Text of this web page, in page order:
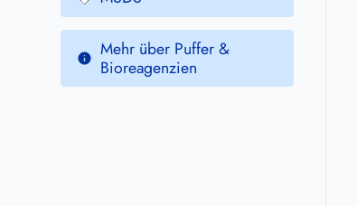
Mehr über Puffer &
Bioreagenzien